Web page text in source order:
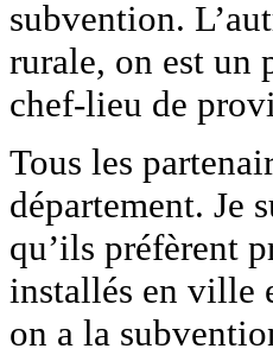
subvention.
rurale, on est un
chef-lieu de
Tous les
département. Je
qu’ils préfèrent
installés en ville
on a la